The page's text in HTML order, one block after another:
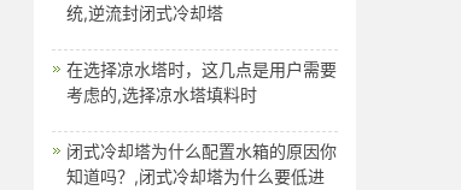
统,逆流封闭式冷却塔
在选择凉水塔时，这几点是用户需要
考虑的,选择凉水塔填料时
闭式冷却塔为什么配置水箱的原因你
知道吗？,闭式冷却塔为什么要低进